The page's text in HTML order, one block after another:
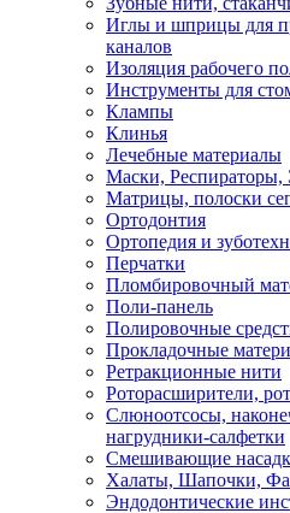
Иглы и шприцы для
каналов
Изоляция рабочего
Инструменты для
Клампы
Клинья
Лечебные материалы
Маски,
Матрицы, полоски
Ортодонтия
Ортопедия и
Перчатки
Пломбировочный
Поли-панель
Полировочные
Прокладочные
Ретракционные нити
Роторасширители,
Слюноотсосы,
нагрудники-салфетки
Смешивающие
Халаты, Шапочки,
Эндодонтические